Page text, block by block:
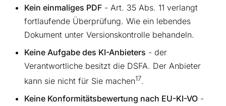
Kein einmaliges PDF - Art. 35 Abs. 11 verlangt
fortlaufende Überprüfung. Wie ein lebendes
Dokument unter Versionskontrolle behandeln.
Keine Aufgabe des KI-Anbieters - der
Verantwortliche besitzt die DSFA. Der Anbieter
kann sie nicht für Sie machen17.
Keine Konformitätsbewertung nach EU-KI-VO -